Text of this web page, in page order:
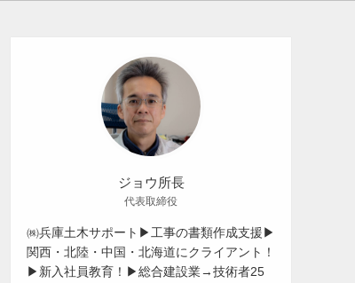
ジョウ所長
代表取締役
㈱兵庫土木サポート▶工事の書類作成支援▶
関西・北陸・中国・北海道にクライアント！
▶新入社員教育！▶総合建設業→技術者25